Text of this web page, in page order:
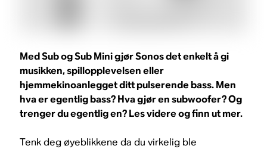
Med Sub og Sub Mini gjør Sonos det enkelt å gi
musikken, spillopplevelsen eller
hjemmekinoanlegget ditt pulserende bass. Men
hva er egentlig bass? Hva gjør en subwoofer? Og
trenger du egentlig en? Les videre og finn ut mer.
Tenk deg øyeblikkene da du virkelig ble